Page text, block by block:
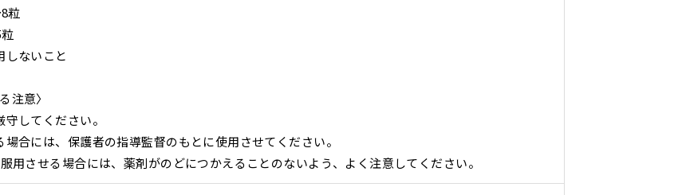
粒
しないこと
注意〉
守してください。
場合には、保護者の指導監督のもとに使用させてください。
用させる場合には、薬剤がのどにつかえることのないよう、よく注意してください。